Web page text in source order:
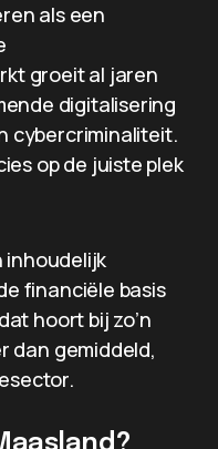
als een
groeit al jaren
digitalisering
cybercriminaliteit.
op de juiste plek
inhoudelijk
financiële basis
hoort bij zo’n
dan gemiddeld,